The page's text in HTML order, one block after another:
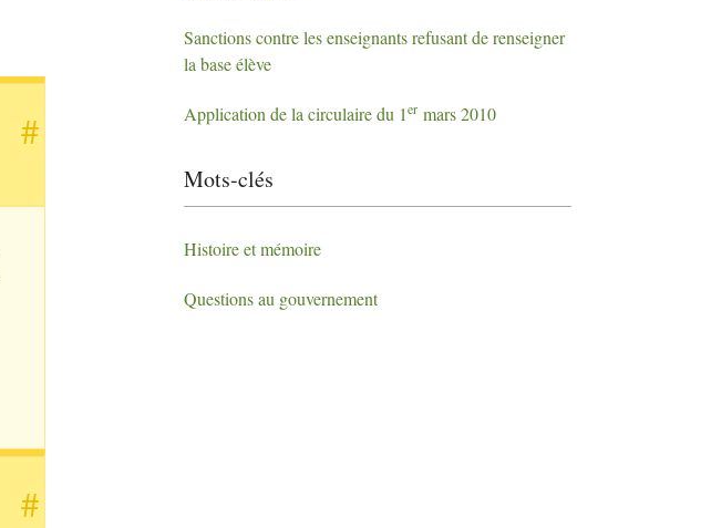
#
#
Sanctions contre les enseignants refusant de renseigner
la base élève
Application de la circulaire du 1er mars 2010
Mots-clés
Histoire et mémoire
Questions au gouvernement